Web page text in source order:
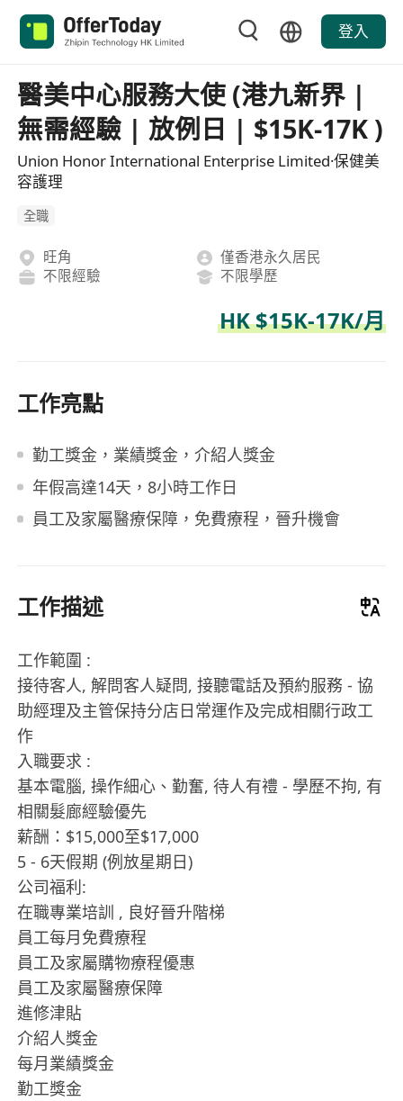
登入
醫美中心服務大使 (港九新界 |
無需經驗 | 放例日 | $15K-17K )
Union Honor International Enterprise Limited·保健美
容護理
全職
旺角
僅香港永久居民
不限經驗
不限學歷
HK $15K-17K/月
工作亮點
勤工獎金，業績獎金，介紹人獎金
年假高達14天，8小時工作日
員工及家屬醫療保障，免費療程，晉升機會
工作描述
工作範圍 :
接待客人, 解問客人疑問, 接聽電話及預約服務 - 協
助經理及主管保持分店日常運作及完成相關行政工
作
入職要求 :
基本電腦, 操作細心、勤奮, 待人有禮 - 學歷不拘, 有
相關髮廊經驗優先
薪酬：$15,000至$17,000
5 - 6天假期 (例放星期日)
公司福利:
在職專業培訓 , 良好晉升階梯
員工每月免費療程
員工及家屬購物療程優惠
員工及家屬醫療保障
進修津貼
介紹人獎金
每月業績獎金
勤工獎金